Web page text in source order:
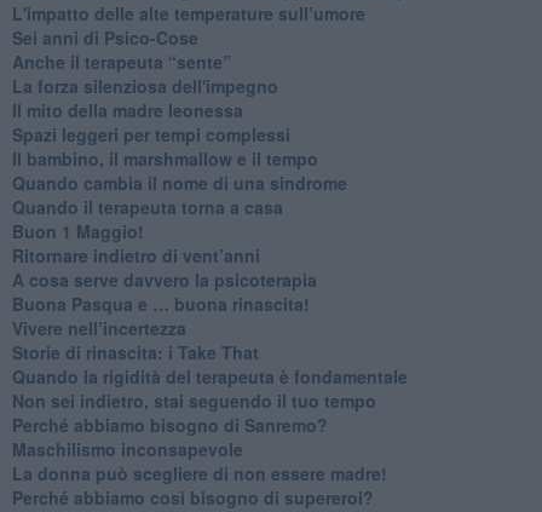
​L'impatto delle alte temperature sull’umore
Sei anni di Psico-Cose
​Anche il terapeuta “sente”
​La forza silenziosa dell'impegno
​Il mito della madre leonessa
Spazi leggeri per tempi complessi
Il bambino, il marshmallow e il tempo
​Quando cambia il nome di una sindrome
​Quando il terapeuta torna a casa
​Buon 1 Maggio!
Ritornare indietro di vent’anni
​A cosa serve davvero la psicoterapia
​Buona Pasqua e … buona rinascita!
​Vivere nell’incertezza
​Storie di rinascita: i Take That
​Quando la rigidità del terapeuta è fondamentale
​Non sei indietro, stai seguendo il tuo tempo
​Perché abbiamo bisogno di Sanremo?
​Maschilismo inconsapevole
​La donna può scegliere di non essere madre!
​Perché abbiamo così bisogno di supereroi?